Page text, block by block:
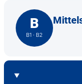
B
B1 · B2